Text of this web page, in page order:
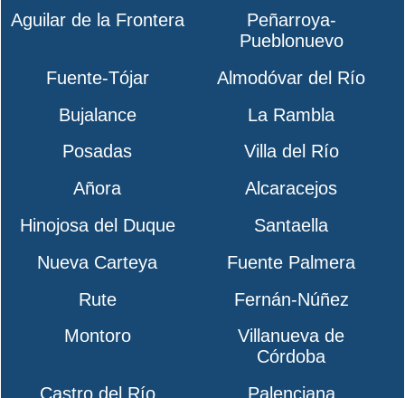
Aguilar de la Frontera
Peñarroya-
Pueblonuevo
Fuente-Tójar
Almodóvar del Río
Bujalance
La Rambla
Posadas
Villa del Río
Añora
Alcaracejos
Hinojosa del Duque
Santaella
Nueva Carteya
Fuente Palmera
Rute
Fernán-Núñez
Montoro
Villanueva de
Córdoba
Castro del Río
Palenciana